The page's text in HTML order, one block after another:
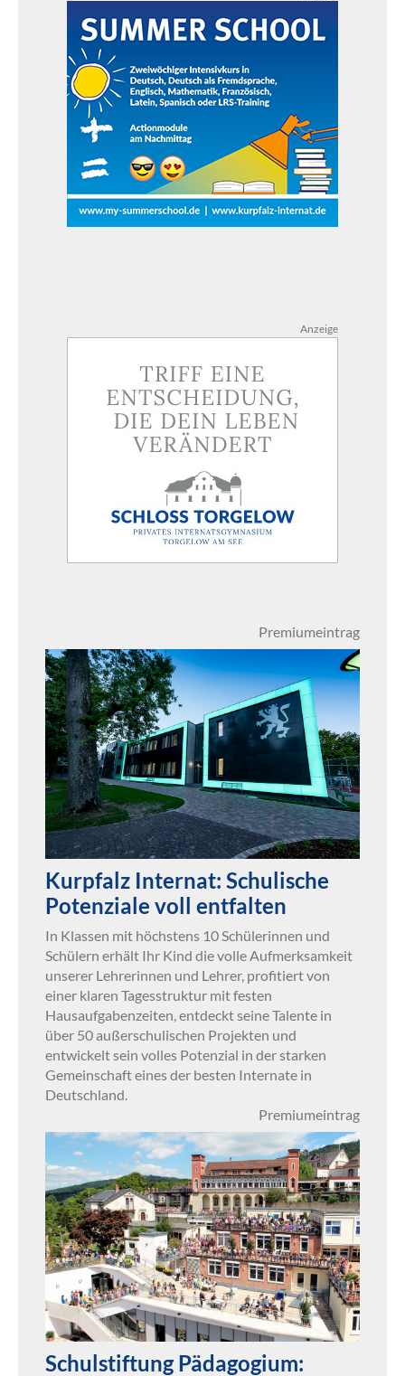
Anzeige
Premiumeintrag
Kurpfalz Internat: Schulische
Potenziale voll entfalten
In Klassen mit höchstens 10 Schülerinnen und
Schülern erhält Ihr Kind die volle Aufmerksamkeit
unserer Lehrerinnen und Lehrer, profitiert von
einer klaren Tagesstruktur mit festen
Hausaufgabenzeiten, entdeckt seine Talente in
über 50 außerschulischen Projekten und
entwickelt sein volles Potenzial in der starken
Gemeinschaft eines der besten Internate in
Deutschland.
Premiumeintrag
Schulstiftung Pädagogium: